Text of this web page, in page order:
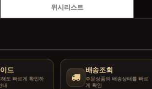
위시리스트
드
해도 빠르게 확인하
내
배송조회
주문상품의 배송상태를 빠르
게 확인